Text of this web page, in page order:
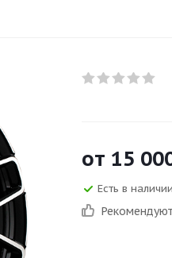
от 15
Есть в
Рекомендуют